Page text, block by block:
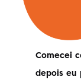
Comecei
depois eu